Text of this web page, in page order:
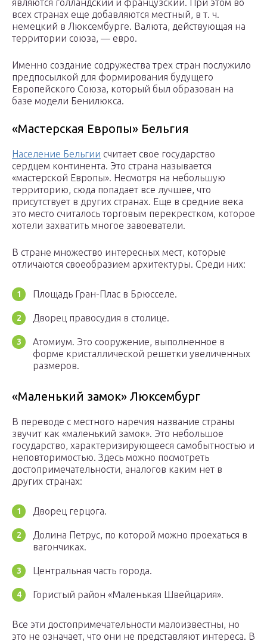
являются голландский и французский. При этом во
всех странах еще добавляются местный, в т. ч.
немецкий в Люксембурге. Валюта, действующая на
территории союза, — евро.
Именно создание содружества трех стран послужило
предпосылкой для формирования будущего
Европейского Союза, который был образован на
базе модели Бенилюкса.
«Мастерская Европы» Бельгия
Население Бельгии считает свое государство
сердцем континента. Это страна называется
«мастерской Европы». Несмотря на небольшую
территорию, сюда попадает все лучшее, что
присутствует в других странах. Еще в средние века
это место считалось торговым перекрестком, которое
хотели захватить многое завоеватели.
В стране множество интересных мест, которые
отличаются своеобразием архитектуры. Среди них:
Площадь Гран-Плас в Брюсселе.
Дворец правосудия в столице.
Атомиум. Это сооружение, выполненное в
форме кристаллической решетки увеличенных
размеров.
«Маленький замок» Люксембург
В переводе с местного наречия название страны
звучит как «маленький замок». Это небольшое
государство, характеризирующееся самобытностью и
неповторимостью. Здесь можно посмотреть
достопримечательности, аналогов каким нет в
других странах:
Дворец герцога.
Долина Петрус, по которой можно проехаться в
вагончиках.
Центральная часть города.
Гористый район «Маленькая Швейцария».
Все эти достопримечательности малоизвестны, но
это не означает, что они не представляют интереса. В